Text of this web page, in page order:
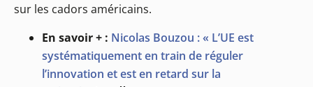
sur les cadors américains.
En savoir + : Nicolas Bouzou : « L’UE est
systématiquement en train de réguler
l’innovation et est en retard sur la